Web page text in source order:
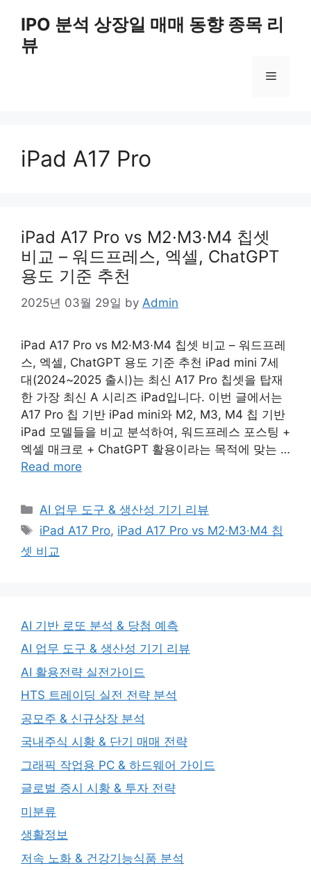
content
IPO 분석 상장일 매매 동향 종목 리
뷰
Menu
iPad A17 Pro
iPad A17 Pro vs M2·M3·M4 칩셋
비교 – 워드프레스, 엑셀, ChatGPT
용도 기준 추천
2025년 03월 29일 by Admin
iPad A17 Pro vs M2·M3·M4 칩셋 비교 – 워드프레
스, 엑셀, ChatGPT 용도 기준 추천 iPad mini 7세
대(2024~2025 출시)는 최신 A17 Pro 칩셋을 탑재
한 가장 최신 A 시리즈 iPad입니다. 이번 글에서는
A17 Pro 칩 기반 iPad mini와 M2, M3, M4 칩 기반
iPad 모델들을 비교 분석하여, 워드프레스 포스팅 +
엑셀 매크로 + ChatGPT 활용이라는 목적에 맞는 …
Read more
Categories
AI 업무 도구 & 생산성 기기 리뷰
Tags
iPad A17 Pro, iPad A17 Pro vs M2·M3·M4 칩
셋 비교
AI 기반 로또 분석 & 당첨 예측
AI 업무 도구 & 생산성 기기 리뷰
AI 활용전략 실전가이드
HTS 트레이딩 실전 전략 분석
공모주 & 신규상장 분석
국내주식 시황 & 단기 매매 전략
그래픽 작업용 PC & 하드웨어 가이드
글로벌 증시 시황 & 투자 전략
미분류
생활정보
저속 노화 & 건강기능식품 분석